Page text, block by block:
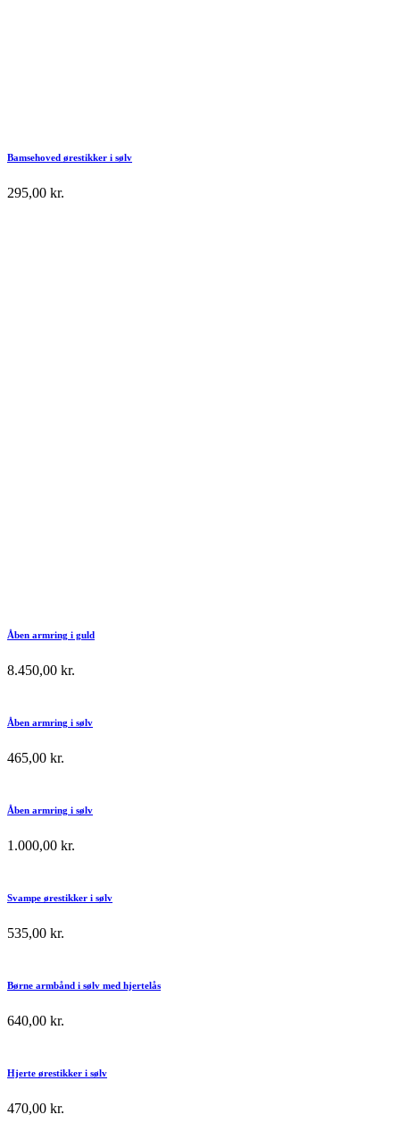
Bamsehoved ørestikker i sølv
295,00 kr.
Åben armring i guld
8.450,00 kr.
Åben armring i sølv
465,00 kr.
Åben armring i sølv
1.000,00 kr.
Svampe ørestikker i sølv
535,00 kr.
Børne armbånd i sølv med hjertelås
640,00 kr.
Hjerte ørestikker i sølv
470,00 kr.